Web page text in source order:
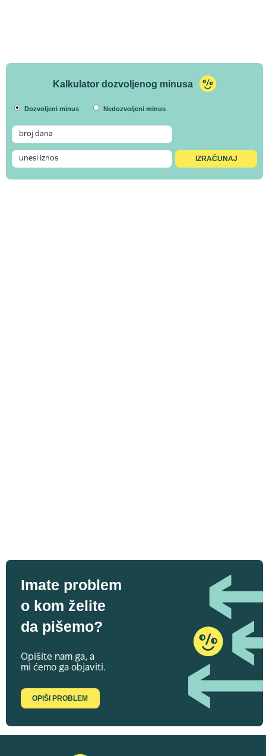
Kalkulator dozvoljenog minusa
Dozvoljeni minus Nedozvoljeni minus
Imate problem
o kom želite
da pišemo?
Opišite nam ga, a
mi ćemo ga objaviti.
OPIŠI PROBLEM